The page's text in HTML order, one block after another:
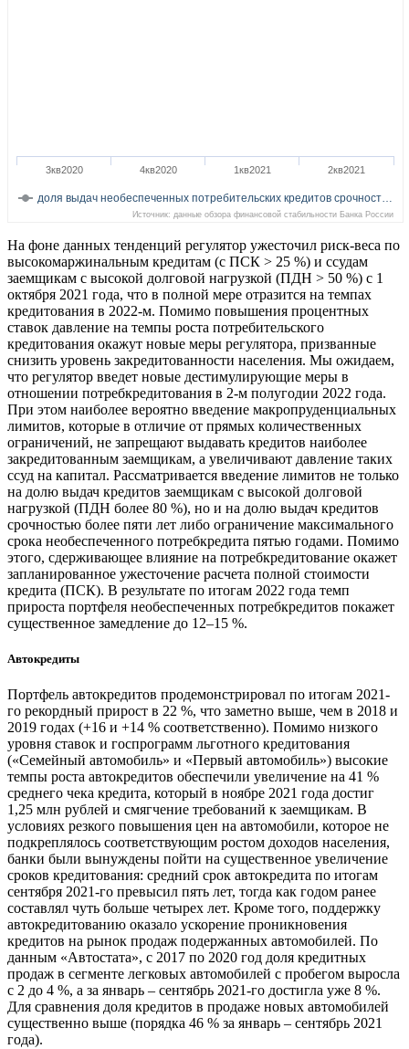
доля выдач необеспеченных потребительских кредитов срочност…
3кв2020 4кв2020 1кв2021 2кв2021
Источник: данные обзора финансовой стабильности Банка России
На фоне данных тенденций регулятор ужесточил риск-веса по
высокомаржинальным кредитам (с ПСК > 25 %) и ссудам
заемщикам с высокой долговой нагрузкой (ПДН > 50 %) с 1
октября 2021 года, что в полной мере отразится на темпах
кредитования в 2022-м. Помимо повышения процентных
ставок давление на темпы роста потребительского
кредитования окажут новые меры регулятора, призванные
снизить уровень закредитованности населения. Мы ожидаем,
что регулятор введет новые дестимулирующие меры в
отношении потребкредитования в 2-м полугодии 2022 года.
При этом наиболее вероятно введение макропруденциальных
лимитов, которые в отличие от прямых количественных
ограничений, не запрещают выдавать кредитов наиболее
закредитованным заемщикам, а увеличивают давление таких
ссуд на капитал. Рассматривается введение лимитов не только
на долю выдач кредитов заемщикам с высокой долговой
нагрузкой (ПДН более 80 %), но и на долю выдач кредитов
срочностью более пяти лет либо ограничение максимального
срока необеспеченного потребкредита пятью годами. Помимо
этого, сдерживающее влияние на потребкредитование окажет
запланированное ужесточение расчета полной стоимости
кредита (ПСК). В результате по итогам 2022 года темп
прироста портфеля необеспеченных потребкредитов покажет
существенное замедление до 12–15 %.
Автокредиты
Портфель автокредитов продемонстрировал по итогам 2021-
го рекордный прирост в 22 %, что заметно выше, чем в 2018 и
2019 годах (+16 и +14 % соответственно). Помимо низкого
уровня ставок и госпрограмм льготного кредитования
(«Семейный автомобиль» и «Первый автомобиль») высокие
темпы роста автокредитов обеспечили увеличение на 41 %
среднего чека кредита, который в ноябре 2021 года достиг
1,25 млн рублей и смягчение требований к заемщикам. В
условиях резкого повышения цен на автомобили, которое не
подкреплялось соответствующим ростом доходов населения,
банки были вынуждены пойти на существенное увеличение
сроков кредитования: средний срок автокредита по итогам
сентября 2021-го превысил пять лет, тогда как годом ранее
составлял чуть больше четырех лет. Кроме того, поддержку
автокредитованию оказало ускорение проникновения
кредитов на рынок продаж подержанных автомобилей. По
данным «Автостата», с 2017 по 2020 год доля кредитных
продаж в сегменте легковых автомобилей с пробегом выросла
с 2 до 4 %, а за январь – сентябрь 2021-го достигла уже 8 %.
Для сравнения доля кредитов в продаже новых автомобилей
существенно выше (порядка 46 % за январь – сентябрь 2021
года).